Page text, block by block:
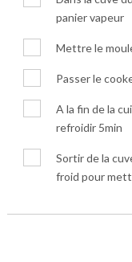
panier vapeur
Mettre le
Passer le
A la fin de la
refroidir 5min
Sortir de la
froid pour